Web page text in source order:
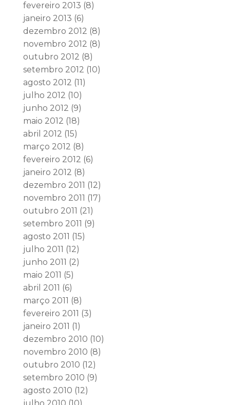
fevereiro 2013 (8)
janeiro 2013 (6)
dezembro 2012 (8)
novembro 2012 (8)
outubro 2012 (8)
setembro 2012 (10)
agosto 2012 (11)
julho 2012 (10)
junho 2012 (9)
maio 2012 (18)
abril 2012 (15)
março 2012 (8)
fevereiro 2012 (6)
janeiro 2012 (8)
dezembro 2011 (12)
novembro 2011 (17)
outubro 2011 (21)
setembro 2011 (9)
agosto 2011 (15)
julho 2011 (12)
junho 2011 (2)
maio 2011 (5)
abril 2011 (6)
março 2011 (8)
fevereiro 2011 (3)
janeiro 2011 (1)
dezembro 2010 (10)
novembro 2010 (8)
outubro 2010 (12)
setembro 2010 (9)
agosto 2010 (12)